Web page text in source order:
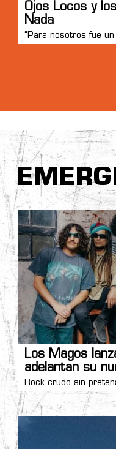
Ojos Locos y
Nada
“Para nosotros fue un
Los Magos
adelantan su
Rock crudo sin